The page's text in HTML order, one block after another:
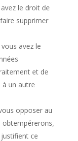
le droit de
supprimer
avez le
et de
un autre
opposer au
ce